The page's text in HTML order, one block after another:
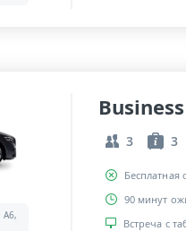
A6,
Business
3 3
Бесплатная
90 минут
Встреча с